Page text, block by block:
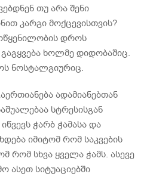
თუ არა შენი
კარგი მოქცევისთვის?
დროს
ხოლმე დიდობაშიც.
ნოსტალგიურიც.
ადამიანებთან
სტრესისგან
ჭარბ ჭამასა და
იმიტომ რომ საკვების
რომ სხვა ყველა ჭამს. ასევე
ასეთ სიტუაციებში